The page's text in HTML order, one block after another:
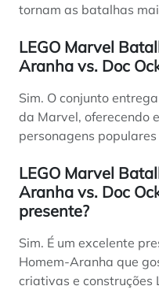
tornam as batalhas
LEGO Marvel
Aranha vs. Doc
Sim. O conjunto
da Marvel, oferecendo
personagens
LEGO Marvel
Aranha vs. Doc
presente?
Sim. É um excelente
Homem-Aranha que
criativas e construções